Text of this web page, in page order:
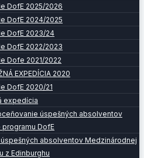
DofE 2025/2026
DofE 2024/2025
DofE 2023/24
DofE 2022/2023
Dofe 2021/2022
EXPEDÍCIA 2020
DofE 2020/21
expedícia
úspešných absolventov
DofE
absolventov Medzinárodnej
z Edinburghu